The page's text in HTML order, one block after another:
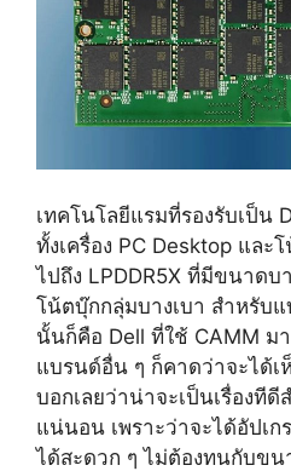
เทคโนโลยีแรมที่รองรับเป็น
ทั้งเครื่อง PC Desktop และ
ไปถึง LPDDR5X ที่มีขนาดบ
โน้ตบุ๊กกลุ่มบางเบา สำหรับ
นั้นก็คือ Dell ที่ใช้ CAMM ม
แบรนด์อื่น ๆ ก็คาดว่าจะได้
บอกเลยว่าน่าจะเป็นเรื่องทีดี
แน่นอน เพราะว่าจะได้อัปเ
ได้สะดวก ๆ ไม่ต้องทนกับขน